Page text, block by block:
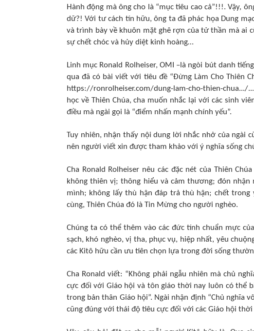
Hành động mà ông cho là “mục tiêu cao cả”!!!. Vậy,
dữ?! Với tư cách tín hữu, ông ta đã phác họa Dung
và trình bày về khuôn mặt ghê rợn của tử thần mà ai
sự chết chóc và hủy diệt kinh hoàng…
Linh mục Ronald Rolheiser, OMI –là ngòi bút danh
qua đã có bài viết với tiêu đề “Đừng Làm Cho Thiên
https://ronrolheiser.com/dung-lam-cho-thien-chua.../...
học về Thiên Chúa, cha muốn nhắc lại với các sinh
điều mà ngài gọi là “điểm nhấn mạnh chính yếu”.
Tuy nhiên, nhận thấy nội dung lời nhắc nhở của ngài
nên người viết xin được tham khảo với ý nghĩa sống
Cha Ronald Rolheiser nêu các đặc nét của Thiên
không thiên vị; thông hiểu và cảm thương; đón
mình; không lấy thù hận đáp trả thù hận; chết
cùng, Thiên Chúa đó là Tin Mừng cho người nghèo.
Chúng ta có thể thêm vào các đức tính chuẩn mực
sạch, khó nghèo, vị tha, phục vụ, hiệp nhất, yêu
các Kitô hữu cần ưu tiên chọn lựa trong đời sống
Cha Ronald viết: “Không phải ngẫu nhiên mà chủ
cực đối với Giáo hội và tôn giáo thời nay luôn có
trong bản thân Giáo hội”. Ngài nhận định “Chủ
cũng đúng với thái độ tiêu cực đối với các Giáo hội